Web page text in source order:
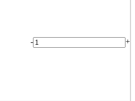
- +